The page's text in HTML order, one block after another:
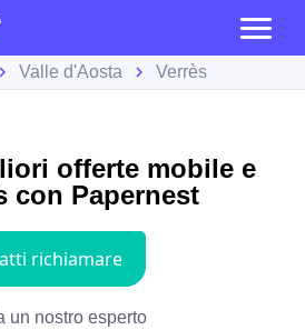
Valle d'Aosta Verrès